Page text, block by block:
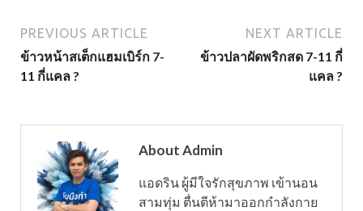
PREVIOUS ARTICLE
ข้าวหน้าสเต็กแฮมเบิร์ก 7-
11 กี่แคล ?
NEXT ARTICLE
ข้าวปลาผัดพริกสด 7-11 กี่
แคล ?
About Admin
แอดริน ผู้มีใจรักสุขภาพ เข้านอน
สามทุ่ม ตื่นตีห้ามาออกกำลังกาย